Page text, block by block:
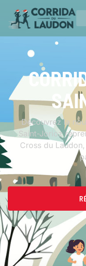
Découvrez la
Saint-Jorioz
Cross du